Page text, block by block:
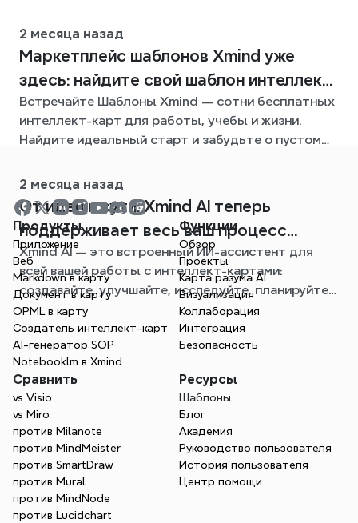
карты.
2 месяца назад
Mаpкетплейс шаблонов Xmind уже
здесь: найдите свой шаблон интеллект-
карты для любой ситуации
Встречайте Шаблоны Xmind — сотни бесплатных
интеллект-карт для работы, учебы и жизни.
Найдите идеальный старт и забудьте о пустом
2 месяца назад
От идеи к сути: Xmind AI теперь
поддерживает весь ваш процесс
создания интеллект-карт
Xmind AI — это встроенный ИИ-ассистент для
всей вашей работы с интеллект-картами:
создавайте, улучшайте, исследуйте, планируйте и
экспортируйте, не выходя из вашей карты.
Продукты
Приложение
Веб
Markdown в карту
Документ в карту
OPML в карту
Создатель интеллект-карт
AI-генератор SOP
Notebooklm в Xmind
Функции
Обзор
Проекты
Карта разума AI
Визуализация
Коллаборация
Интеграция
Безопасность
Сравнить
vs Visio
vs Miro
против Milanote
против MindMeister
против SmartDraw
против Mural
против MindNode
против Lucidchart
Ресурсы
Шаблоны
Блог
Академия
Руководство пользователя
История пользователя
Центр помощи